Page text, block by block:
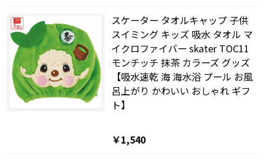
スケーター タオルキャップ 子供
スイミング キッズ 吸水 タオル マ
イクロファイバー skater TOC11
モンチッチ 抹茶 カラーズ グッズ
【吸水速乾 海 海水浴 プール お風
呂上がり かわいい おしゃれ ギフ
ト】
￥1,540